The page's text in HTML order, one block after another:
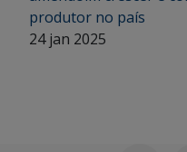
produtor no país
24 jan 2025